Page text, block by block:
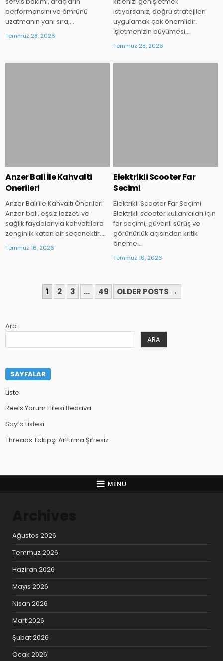
performansını ve ömrünü
uzatmanın yanı sıra,…
Temmuz 28, 2026
istiyorsanız, doğru stratejileri
uygulamak çok önemlidir.
İşletmenizin büyümesi…
Temmuz 28, 2026
Anzer Bali İle Kahvalti
Onerileri
Anzer Balı ile Kahvaltı Önerileri
Anzer balı, eşsiz lezzeti ve
sağlık faydalarıyla kahvaltılara
zenginlik katan bir seçenektir….
Temmuz 16, 2026
Elektrikli Scooter Far
Secimi
Elektrikli Scooter Far Seçimi
Elektrikli scooter kullanıcıları için
far seçimi, güvenli sürüş ve
görünürlük açısından kritik
öneme…
Temmuz 16, 2026
SAYFALAMASI
1 2 3 … 49 OLDER POSTS →
Ara
ARA
SAYFALAR
Liste
Reels Yorum Hilesi Bedava
Sayfa Listesi
Threads Takipçi Arttırma Şifresiz
MENU
Ağustos 2026
Temmuz 2026
Haziran 2026
Mayıs 2026
Nisan 2026
Mart 2026
Şubat 2026
Ocak 2026